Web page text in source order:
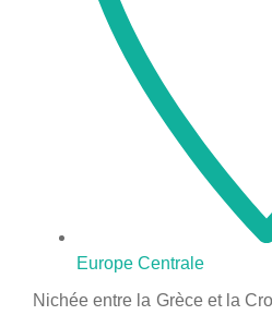
Europe Centrale
Nichée entre la Grèce et la